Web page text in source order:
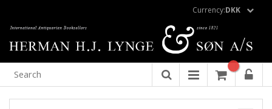
Currency:DKK